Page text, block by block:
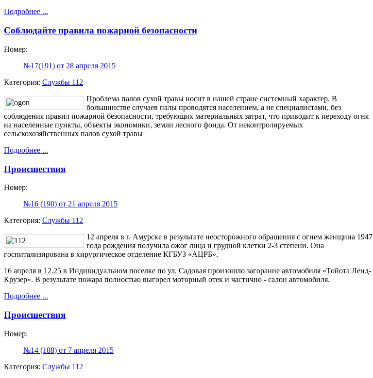
Подробнее ...
Соблюдайте правила пожарной безопасности
Номер:
№17(191) от 28 апреля 2015
Категория: Службы 112
Проблема палов сухой травы носит в нашей стране системный характер. В
большинстве случаев палы проводятся населением, а не специалистами, без
соблюдения правил пожарной безопасности, требующих материальных затрат, что приводит к переходу огня
на населенные пункты, объекты экономики, земли лесного фонда. От неконтролируемых
сельскохозяйственных палов сухой травы
Подробнее ...
Происшествия
Номер:
№16 (190) от 21 апреля 2015
Категория: Службы 112
12 апреля в г. Амурске в результате неосторожного обращения с огнем женщина 1947
года рождения получила ожог лица и грудной клетки 2-3 степени. Она
госпитализирована в хирургическое отделение КГБУЗ «АЦРБ».
16 апреля в 12.25 в Индивидуальном поселке по ул. Садовая произошло загорание автомобиля «Тойота Ленд-
Крузер». В результате пожара полностью выгорел моторный отек и частично - салон автомобиля.
Подробнее ...
Происшествия
Номер:
№14 (188) от 7 апреля 2015
Категория: Службы 112